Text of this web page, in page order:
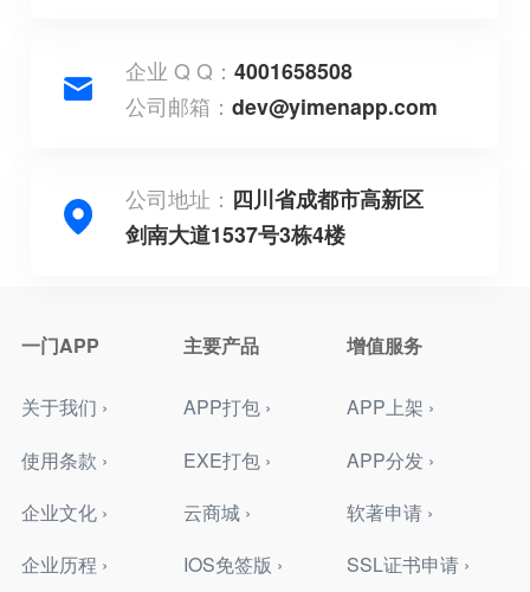
企业 Q Q：4001658508
公司邮箱：dev@yimenapp.com
公司地址： 四川省成都市高新区
剑南大道1537号3栋4楼
一门APP
关于我们 ›
使用条款 ›
企业文化 ›
企业历程 ›
主要产品
APP打包 ›
EXE打包 ›
云商城 ›
IOS免签版 ›
增值服务
APP上架 ›
APP分发 ›
软著申请 ›
SSL证书申请 ›